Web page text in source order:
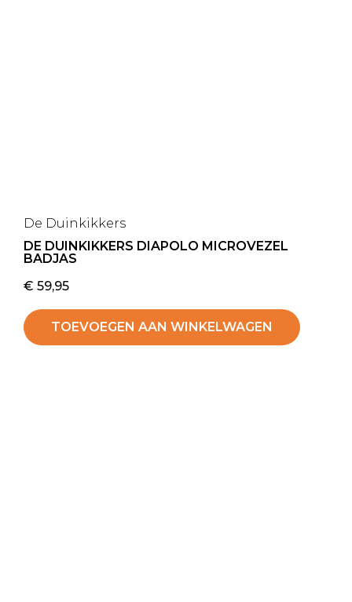
De Duinkikkers
DE DUINKIKKERS DIAPOLO MICROVEZEL
BADJAS
€ 59,95
TOEVOEGEN AAN WINKELWAGEN